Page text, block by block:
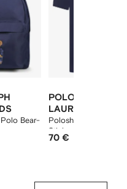
Bear-
POLO RALPH
LAUREN KIDS
Poloshirt mit Logo-
Stickerei
70 €